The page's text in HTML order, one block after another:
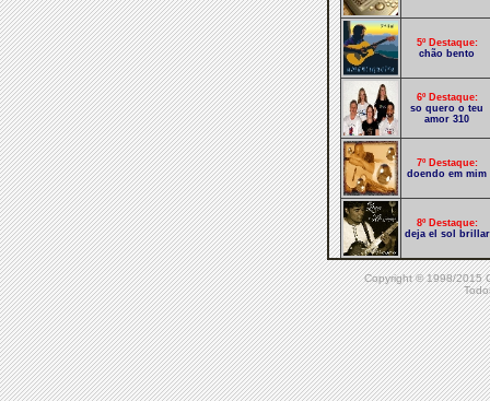
5º Destaque:
chão bento
6º Destaque:
so quero o teu
amor 310
7º Destaque:
doendo em mim
8º Destaque:
deja el sol brillar
9º Destaque:
bonde amarelo
10º Destaque:
encanto
Copyright © 1998/2015